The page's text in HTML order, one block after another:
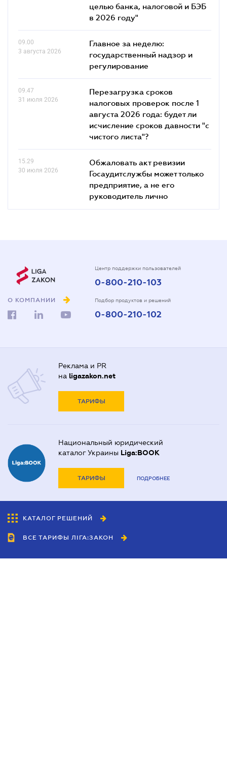
целью банка, налоговой и БЭБ
в 2026 году"
09.00
3 августа 2026
Главное за неделю:
государственный надзор и
регулирование
09.47
31 июля 2026
Перезагрузка сроков
налоговых проверок после 1
августа 2026 года: будет ли
исчисление сроков давности "с
чистого листа"?
15.29
30 июля 2026
Обжаловать акт ревизии
Госаудитслужбы может только
предприятие, а не его
руководитель лично
О КОМПАНИИ
Центр поддержки пользователей
0-800-210-103
Подбор продуктов и решений
0-800-210-102
Реклама и PR
на ligazakon.net
ТАРИФЫ
Национальный юридический
каталог Украины Liga:BOOK
ТАРИФЫ ПОДРОБНЕЕ
КАТАЛОГ РЕШЕНИЙ
ВСЕ ТАРИФЫ ЛІГА:ЗАКОН